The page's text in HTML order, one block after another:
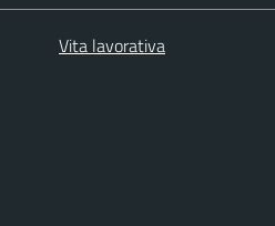
Vita lavorativa